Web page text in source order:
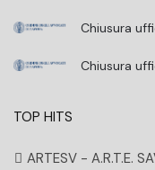
Chiusura
Chiusura
TOP HITS
ARTESV - A.R.T.E.